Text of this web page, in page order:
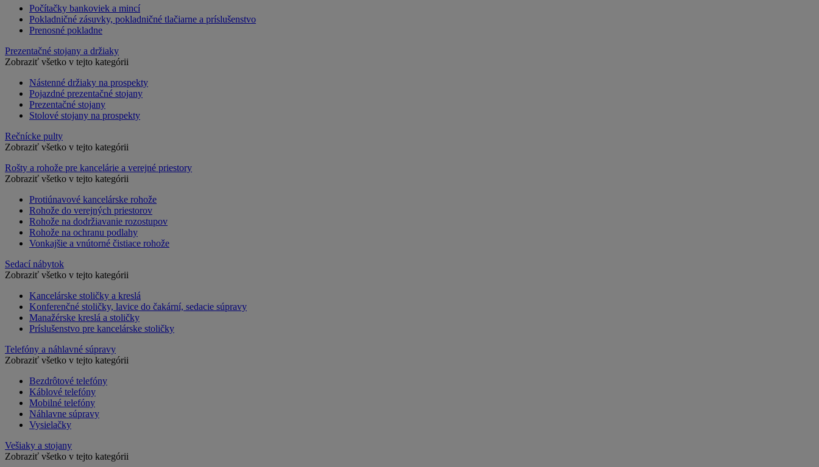
Počítačky bankoviek a mincí
Pokladničné zásuvky, pokladničné tlačiarne a príslušenstvo
Prenosné pokladne
Prezentačné stojany a držiaky
Zobraziť všetko v tejto kategórii
Nástenné držiaky na prospekty
Pojazdné prezentačné stojany
Prezentačné stojany
Stolové stojany na prospekty
Rečnícke pulty
Zobraziť všetko v tejto kategórii
Rošty a rohože pre kancelárie a verejné priestory
Zobraziť všetko v tejto kategórii
Protiúnavové kancelárske rohože
Rohože do verejných priestorov
Rohože na dodržiavanie rozostupov
Rohože na ochranu podlahy
Vonkajšie a vnútorné čistiace rohože
Sedací nábytok
Zobraziť všetko v tejto kategórii
Kancelárske stoličky a kreslá
Konferenčné stoličky, lavice do čakární, sedacie súpravy
Manažérske kreslá a stoličky
Príslušenstvo pre kancelárske stoličky
Telefóny a náhlavné súpravy
Zobraziť všetko v tejto kategórii
Bezdrôtové telefóny
Káblové telefóny
Mobilné telefóny
Náhlavne súpravy
Vysielačky
Vešiaky a stojany
Zobraziť všetko v tejto kategórii